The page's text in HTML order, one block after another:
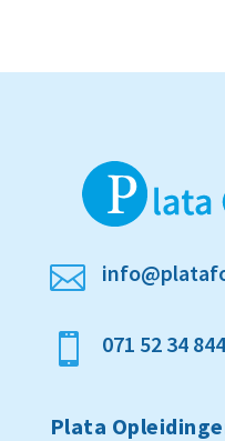

 071 52 34 844
Plata